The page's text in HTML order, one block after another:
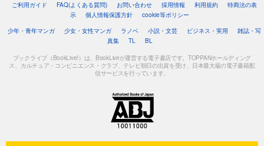
ご利用ガイド FAQ(よくある質問) お問い合わせ 採用情報 利用規約
特商法の表
示
個人情報保護方針
cookie等ポリシー
少年・青年マンガ
少女・女性マンガ ラノベ 小説・文芸 ビジネス・実用
雑誌・写
真集
TL BL
ブックライブ（BookLive!）は、BookLiveが運営する電子書店です。TOPPANホールディング
ス、カルチュア・コンビニエンス・クラブ、テレビ朝日の出資を受け、日本最大級の電子書籍配
信サービスを行っています。